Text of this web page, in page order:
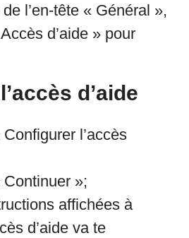
l’en-tête « Général »,
d’aide » pour
d’aide
l’accès
»;
affichées à
d’aide va te